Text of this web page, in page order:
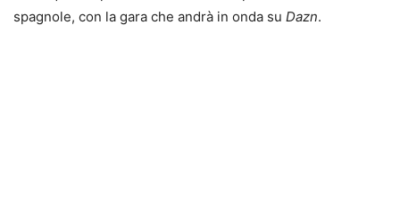
spagnole, con la gara che andrà in onda su Dazn.